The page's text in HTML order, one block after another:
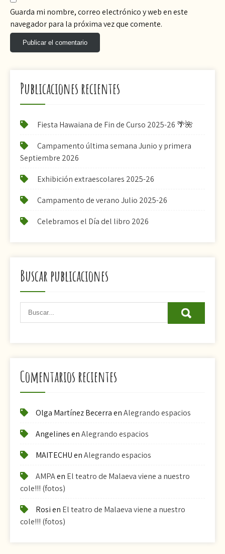
Guarda mi nombre, correo electrónico y web en este
navegador para la próxima vez que comente.
Publicaciones recientes
Fiesta Hawaiana de Fin de Curso 2025-26 🌴🌺
Campamento última semana Junio y primera
Septiembre 2026
Exhibición extraescolares 2025-26
Campamento de verano Julio 2025-26
Celebramos el Día del libro 2026
Buscar publicaciones
Comentarios recientes
Olga Martínez BecerraenAlegrando espacios
AngelinesenAlegrando espacios
MAITECHUenAlegrando espacios
AMPAen El teatro de Malaeva viene a nuestro
cole!!! (fotos)
Rosien El teatro de Malaeva viene a nuestro
cole!!! (fotos)